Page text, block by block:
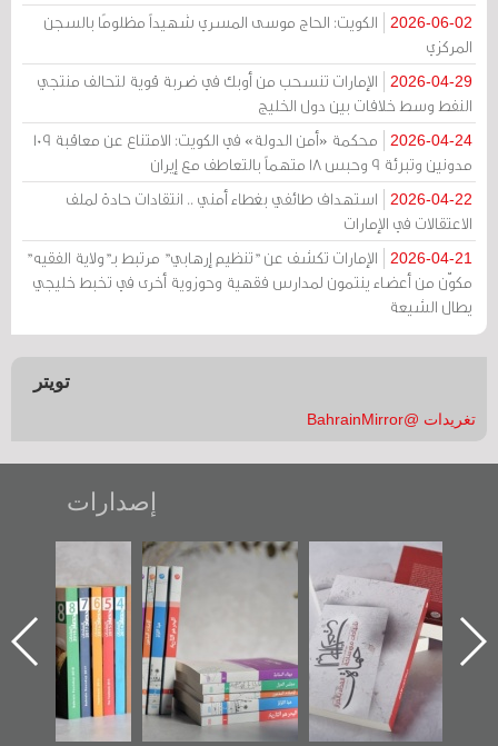
2026-06-02
الكويت: الحاج موسى المسري شهيداً مظلومًا بالسجن
المركزي
2026-04-29
الإمارات تنسحب من أوبك في ضربة قوية لتحالف منتجي
النفط وسط خلافات بين دول الخليج
2026-04-24
محكمة «أمن الدولة» في الكويت: الامتناع عن معاقبة 109
مدونين وتبرئة 9 وحبس 18 متهماً بالتعاطف مع إيران
2026-04-22
استهداف طائفي بغطاء أمني .. انتقادات حادة لملف
الاعتقالات في الإمارات
2026-04-21
الإمارات تكشف عن "تنظيم إرهابي" مرتبط بـ"ولاية الفقيه"
مكوّن من أعضاء ينتمون لمدارس فقهية وحوزوية أخرى في تخبط خليجي
يطال الشيعة
تويتر
تغريدات @BahrainMirror
إصدارات
"حماة الباب الأخير":
الإصدار الأول عن
اعتصام الدراز
وأحداث ساحة
الفداء لمركز أوال
للدراسات والتوثيق
تصنيف موضوعي
للوثائق البريطانية
يقدمه «مركز أوال»
في سلسلة من 5
كتب
تصدر حصاد
الساحات 2019